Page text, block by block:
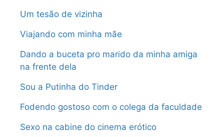
Um tesão de vizinha
Viajando com minha mãe
Dando a buceta pro marido da minha amiga
na frente dela
Sou a Putinha do Tinder
Fodendo gostoso com o colega da faculdade
Sexo na cabine do cinema erótico